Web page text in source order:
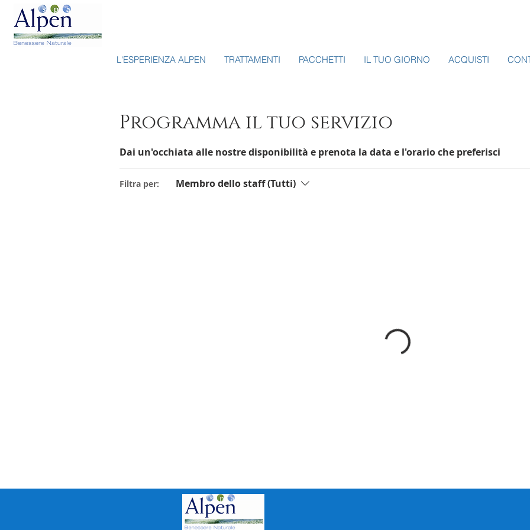
L'ESPERIENZA ALPEN TRATTAMENTI PACCHETTI IL TUO GIORNO ACQUISTI
Programma il tuo servizio
Dai un'occhiata alle nostre disponibilità e prenota la data e l'orario che preferisci
Filtra per: Membro dello staff (Tutti)